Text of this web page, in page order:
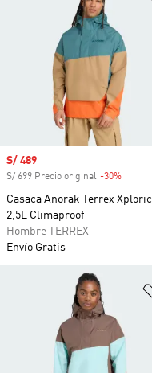
Precio de venta
S/ 489
S/ 699 Precio original -30%
Casaca Anorak Terrex Xploric
2,5L Climaproof
Hombre TERREX
Envío Gratis